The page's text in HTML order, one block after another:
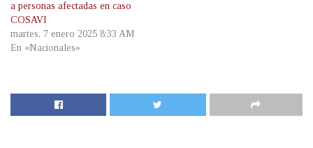
a personas afectadas en caso
COSAVI
martes, 7 enero 2025 8:33 AM
En «Nacionales»